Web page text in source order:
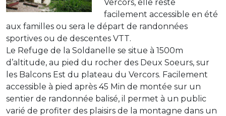
Vercors, elle reste
facilement accessible en été
aux familles ou sera le départ de randonnées
sportives ou de descentes VTT.
Le Refuge de la Soldanelle se situe à 1500m
d’altitude, au pied du rocher des Deux Soeurs, sur
les Balcons Est du plateau du Vercors. Facilement
accessible à pied après 45 Min de montée sur un
sentier de randonnée balisé, il permet à un public
varié de profiter des plaisirs de la montagne dans un